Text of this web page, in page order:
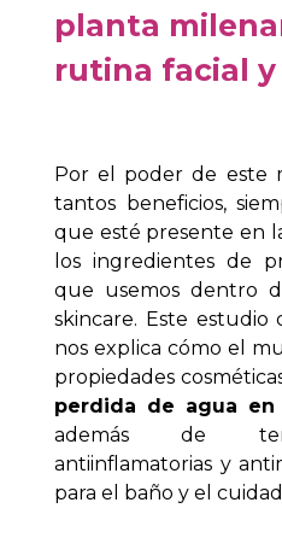
planta
rutina facial
Por el poder de este
tantos beneficios,
que esté presente en
los ingredientes de
que usemos dentro
skincare. Este estudio
nos explica cómo el
propiedades
perdida de agua
además de
antiinflamatorias y
para el baño y el